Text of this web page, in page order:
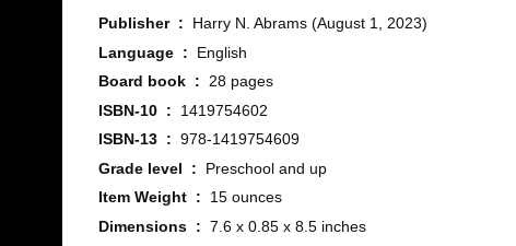
Publisher ‏ : ‎ Harry N. Abrams (August 1, 2023)
Language ‏ : ‎ English
Board book ‏ : ‎ 28 pages
ISBN-10 ‏ : ‎ 1419754602
ISBN-13 ‏ : ‎ 978-1419754609
Grade level ‏ : ‎ Preschool and up
Item Weight ‏ : ‎ 15 ounces
Dimensions ‏ : ‎ 7.6 x 0.85 x 8.5 inches